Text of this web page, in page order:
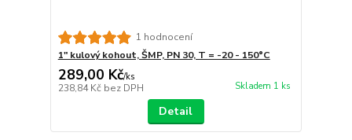
1 hodnocení
1" kulový kohout, ŠMP, PN 30, T = -20 - 150°C
289,00 Kč/ks
238,84 Kč bez DPH Skladem 1 ks
Detail